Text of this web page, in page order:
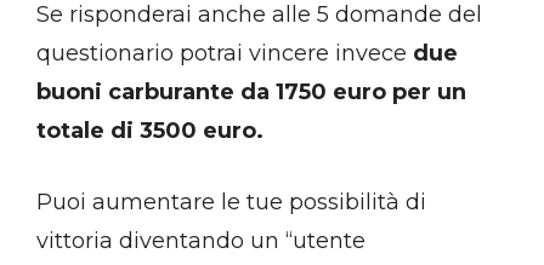
Se risponderai anche alle 5 domande del
questionario potrai vincere invece due
buoni carburante da 1750 euro per un
totale di 3500 euro.
Puoi aumentare le tue possibilità di
vittoria diventando un “utente